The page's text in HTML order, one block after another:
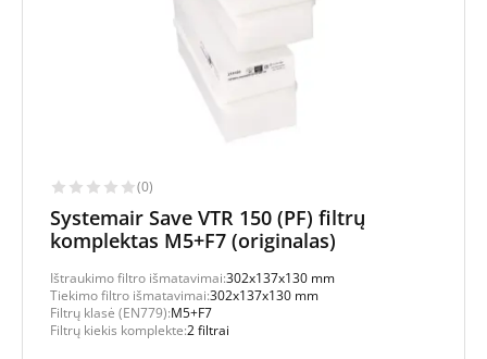
(0)
Systemair Save VTR 150 (PF) filtrų
komplektas M5+F7 (originalas)
Ištraukimo filtro išmatavimai:302x137x130 mm
Tiekimo filtro išmatavimai:302x137x130 mm
Filtrų klasė (EN779):M5+F7
Filtrų kiekis komplekte:2 filtrai